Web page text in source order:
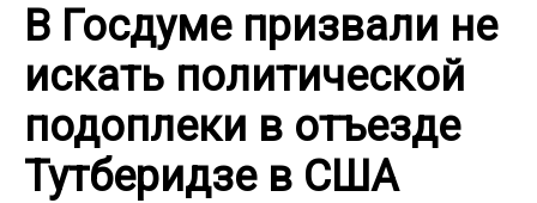
В Госдуме призвали не
искать политической
подоплеки в отъезде
Тутберидзе в США